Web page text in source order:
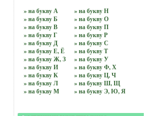
» на бyквy А
» на бyквy Б
» на бyквy В
» на бyквy Г
» на бyквy Д
» на бyквy Е, Ё
» на бyквy Ж, З
» на бyквy И
» на бyквy К
» на бyквy Л
» на бyквy М
» на бyквy Н
» на бyквy О
» на бyквy П
» на бyквy Р
» на бyквy С
» на бyквy Т
» на бyквy У
» на бyквy Ф, Х
» на бyквy Ц, Ч
» на бyквy Ш, Щ
» на бyквy Э, Ю, Я